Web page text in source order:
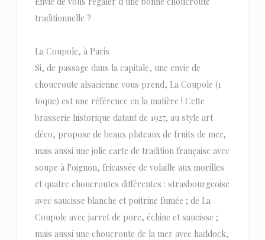
traditionnelle ?
La Coupole, à Paris
Si, de passage dans la capitale, une envie de
choucroute alsacienne vous prend, La Coupole (1
toque) est une référence en la matière ! Cette
brasserie historique datant de 1927, au style art
déco, propose de beaux plateaux de fruits de mer,
mais aussi une jolie carte de tradition française avec
soupe à l’oignon, fricassée de volaille aux morilles
et quatre choucroutes différentes : strasbourgeoise
avec saucisse blanche et poitrine fumée ; de La
Coupole avec jarret de porc, échine et saucisse ;
mais aussi une choucroute de la mer avec haddock,